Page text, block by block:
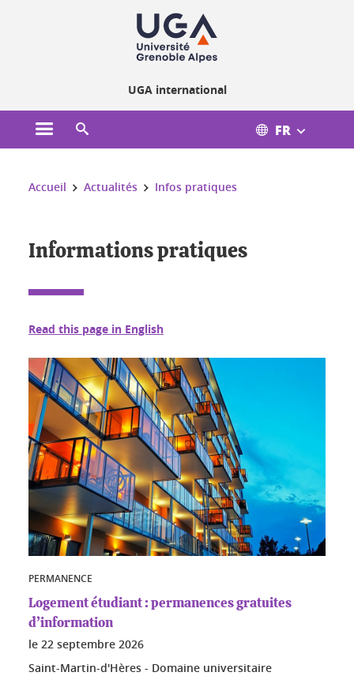
UGA international
Ouvrir le menu principal FR
Vous êtes ici :
Accueil Actualités Infos pratiques
Informations pratiques
Read this page in English
PERMANENCE
Logement étudiant : permanences gratuites
d’information
le 22 septembre 2026
Saint-Martin-d'Hères - Domaine universitaire